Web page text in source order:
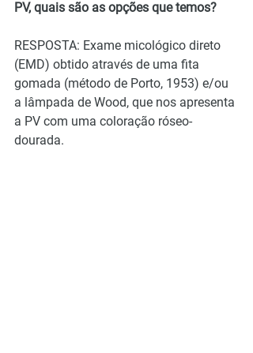
PV, quais são as opções que temos?
RESPOSTA: Exame micológico direto
(EMD) obtido através de uma fita
gomada (método de Porto, 1953) e/ou
a lâmpada de Wood, que nos apresenta
a PV com uma coloração róseo-
dourada.